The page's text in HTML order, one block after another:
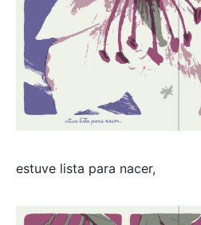
estuve lista para nacer,